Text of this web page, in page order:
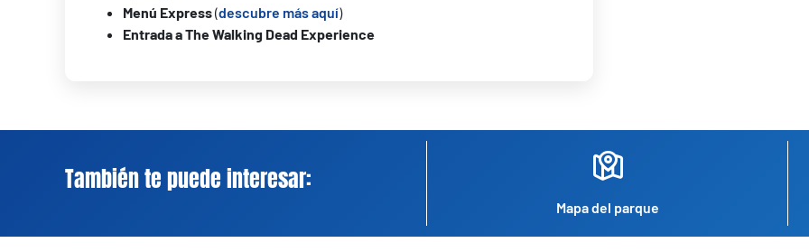
Menú Express(descubre más aquí)
Entrada a The Walking Dead Experience
También te puede interesar:
Mapa del parque